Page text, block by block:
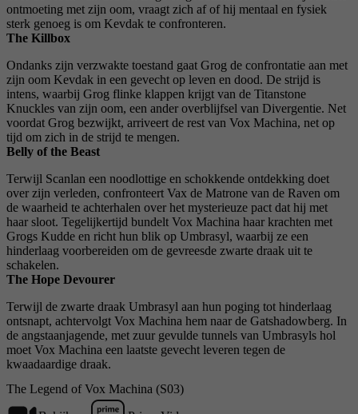
ontmoeting met zijn oom, vraagt ​​zich af of hij mentaal en fysiek
sterk genoeg is om Kevdak te confronteren.
The Killbox
Ondanks zijn verzwakte toestand gaat Grog de confrontatie aan met
zijn oom Kevdak in een gevecht op leven en dood. De strijd is
intens, waarbij Grog flinke klappen krijgt van de Titanstone
Knuckles van zijn oom, een ander overblijfsel van Divergentie. Net
voordat Grog bezwijkt, arriveert de rest van Vox Machina, net op
tijd om zich in de strijd te mengen.
Belly of the Beast
Terwijl Scanlan een noodlottige en schokkende ontdekking doet
over zijn verleden, confronteert Vax de Matrone van de Raven om
de waarheid te achterhalen over het mysterieuze pact dat hij met
haar sloot. Tegelijkertijd bundelt Vox Machina haar krachten met
Grogs Kudde en richt hun blik op Umbrasyl, waarbij ze een
hinderlaag voorbereiden om de gevreesde zwarte draak uit te
schakelen.
The Hope Devourer
Terwijl de zwarte draak Umbrasyl aan hun poging tot hinderlaag
ontsnapt, achtervolgt Vox Machina hem naar de Gatshadowberg. In
de angstaanjagende, met zuur gevulde tunnels van Umbrasyls hol
moet Vox Machina een laatste gevecht leveren tegen de
kwaadaardige draak.
The Legend of Vox Machina (S03)